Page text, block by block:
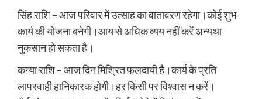
सिंह राशि – आज परिवार में उत्साह का वातावरण रहेगा।कोई शुभ
कार्य की योजना बनेगी।आय से अधिक व्यय नहीं करें अन्यथा
नुकसान हो सकता है।
कन्या राशि – आज दिन मिश्रित फलदायी है।कार्य के प्रति
लापरवाही हानिकारक होगी।हर किसी पर विश्वास न करें।